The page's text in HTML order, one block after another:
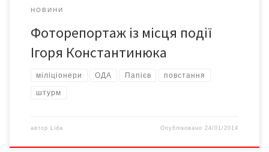
НОВИНИ
Фоторепортаж із місця події
Ігоря Константинюка
міліціонери ОДА Папієв повстання
штурм
автор Lida Опубліковано24/01/2014